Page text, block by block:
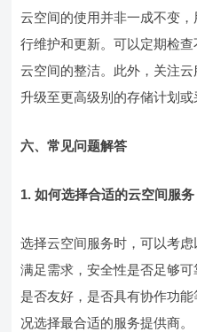
云空间的使用并非一成不变
行维护和更新。可以定期检
云空间的整洁。此外，关注
升级至更高级别的存储计划或
六、常见问题解答
1. 如何选择合适的云空间服务
选择云空间服务时，可以考
满足需求，安全性是否足够
是否友好，是否具有协作功
况选择最合适的服务提供商。